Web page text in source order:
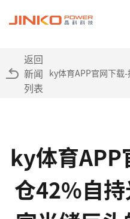
返回
新闻
列表
ky体育APP官网下载
ky体育APP
仓42%自